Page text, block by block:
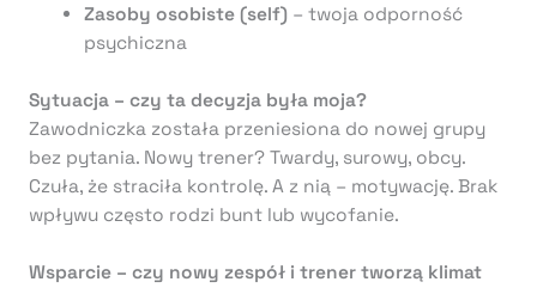
Zasoby osobiste (self) – twoja odporność
psychiczna
Sytuacja – czy ta decyzja była moja?
Zawodniczka została przeniesiona do nowej grupy
bez pytania. Nowy trener? Twardy, surowy, obcy.
Czuła, że straciła kontrolę. A z nią – motywację. Brak
wpływu często rodzi bunt lub wycofanie.
Wsparcie – czy nowy zespół i trener tworzą klimat